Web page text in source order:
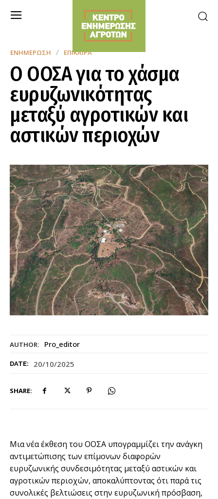
AUTHOR: Pro_editor
DATE: 20/10/2025
SHARE:
ΕΝΗΜΈΡΩΣΗ ΕΠΊΚΑΙΡΑ
Ο ΟΟΣΑ για το χάσμα
ευρυζωνικότητας
μεταξύ αγροτικών και
αστικών περιοχών
Μια νέα έκθεση του ΟΟΣΑ υπογραμμίζει την ανάγκη
αντιμετώπισης των επίμονων διαφορών
ευρυζωνικής συνδεσιμότητας μεταξύ αστικών και
αγροτικών περιοχών, αποκαλύπτοντας ότι παρά τις
συνολικές βελτιώσεις στην ευρυζωνική πρόσβαση,